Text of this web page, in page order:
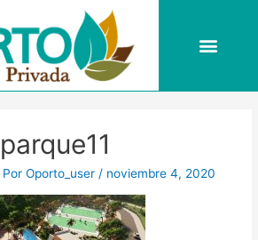
PorOporto_user / noviembre 4, 2020